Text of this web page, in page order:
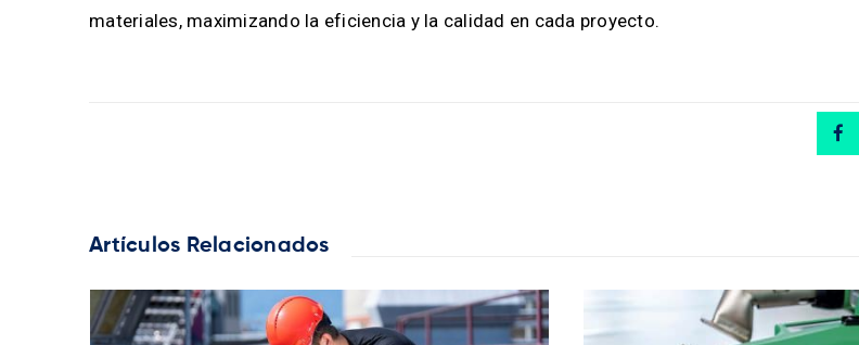
materiales, maximizando la eficiencia y la calidad en cada proyecto.
Artículos Relacionados